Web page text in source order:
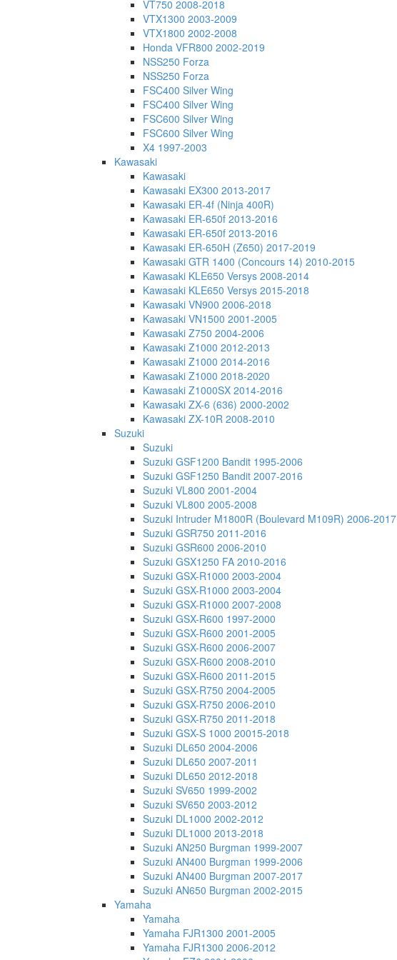
VT750 2008-2018
VTX1300 2003-2009
VTX1800 2002-2008
Honda VFR800 2002-2019
NSS250 Forza
NSS250 Forza
FSC400 Silver Wing
FSC400 Silver Wing
FSC600 Silver Wing
FSC600 Silver Wing
X4 1997-2003
Kawasaki
Kawasaki
Kawasaki EX300 2013-2017
Kawasaki ER-4f (Ninja 400R)
Kawasaki ER-650f 2013-2016
Kawasaki ER-650f 2013-2016
Kawasaki ER-650H (Z650) 2017-2019
Kawasaki GTR 1400 (Concours 14) 2010-2015
Kawasaki KLE650 Versys 2008-2014
Kawasaki KLE650 Versys 2015-2018
Kawasaki VN900 2006-2018
Kawasaki VN1500 2001-2005
Kawasaki Z750 2004-2006
Kawasaki Z1000 2012-2013
Kawasaki Z1000 2014-2016
Kawasaki Z1000 2018-2020
Kawasaki Z1000SX 2014-2016
Kawasaki ZX-6 (636) 2000-2002
Kawasaki ZX-10R 2008-2010
Suzuki
Suzuki
Suzuki GSF1200 Bandit 1995-2006
Suzuki GSF1250 Bandit 2007-2016
Suzuki VL800 2001-2004
Suzuki VL800 2005-2008
Suzuki Intruder M1800R (Boulevard M109R) 2006-2017
Suzuki GSR750 2011-2016
Suzuki GSR600 2006-2010
Suzuki GSX1250 FA 2010-2016
Suzuki GSX-R1000 2003-2004
Suzuki GSX-R1000 2003-2004
Suzuki GSX-R1000 2007-2008
Suzuki GSX-R600 1997-2000
Suzuki GSX-R600 2001-2005
Suzuki GSX-R600 2006-2007
Suzuki GSX-R600 2008-2010
Suzuki GSX-R600 2011-2015
Suzuki GSX-R750 2004-2005
Suzuki GSX-R750 2006-2010
Suzuki GSX-R750 2011-2018
Suzuki GSX-S 1000 20015-2018
Suzuki DL650 2004-2006
Suzuki DL650 2007-2011
Suzuki DL650 2012-2018
Suzuki SV650 1999-2002
Suzuki SV650 2003-2012
Suzuki DL1000 2002-2012
Suzuki DL1000 2013-2018
Suzuki AN250 Burgman 1999-2007
Suzuki AN400 Burgman 1999-2006
Suzuki AN400 Burgman 2007-2017
Suzuki AN650 Burgman 2002-2015
Yamaha
Yamaha
Yamaha FJR1300 2001-2005
Yamaha FJR1300 2006-2012